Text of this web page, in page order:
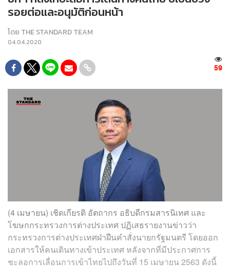
รอยต่อและอนุมัติก่อนหน้า
โดย THE STANDARD TEAM
04.04.2020
59
(4 เมษายน) เชิดเกียรติ อัตถากร อธิบดีกรมสารนิเทศ และ
โฆษกกระทรวงการต่างประเทศ ปฏิเสธรายงานข่าวว่า
กระทรวงการต่างประเทศฝ่าฝืนคำสั่งนายกรัฐมนตรี โดยออก
เอกสารให้คนเดินทางเข้าประเทศ หลังจากที่มีประกาศการ
ชะลอการเลื่อนการเข้าไทยไปถึงวันที่ 15​ เมษายน​ 2563​ ดังนี้